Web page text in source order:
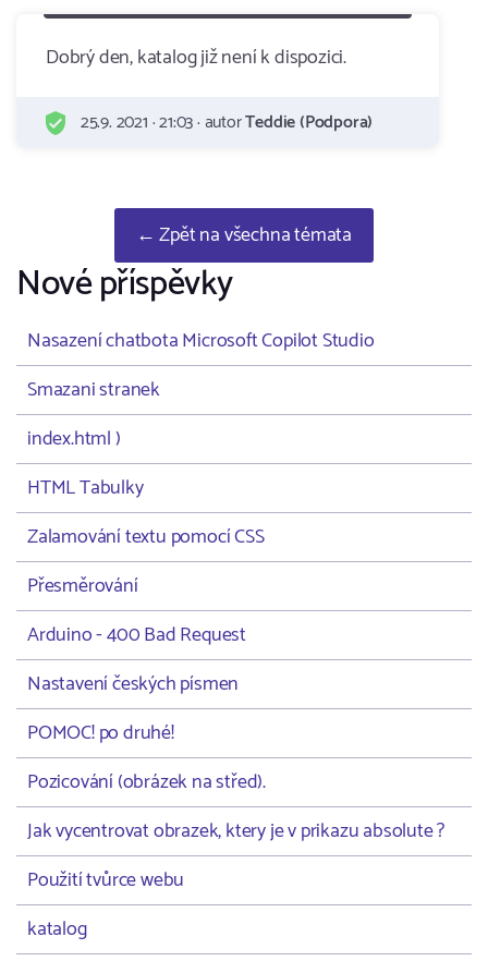
Dobrý den, katalog již není k dispozici.
25.9. 2021 · 21:03 · autorTeddie (Podpora)
← Zpět na všechna témata
Nové příspěvky
Nasazení chatbota Microsoft Copilot Studio
Smazani stranek
index.html )
HTML Tabulky
Zalamování textu pomocí CSS
Přesměrování
Arduino - 400 Bad Request
Nastavení českých písmen
POMOC! po druhé!
Pozicování (obrázek na střed).
Jak vycentrovat obrazek, ktery je v prikazu absolute ?
Použití tvůrce webu
katalog